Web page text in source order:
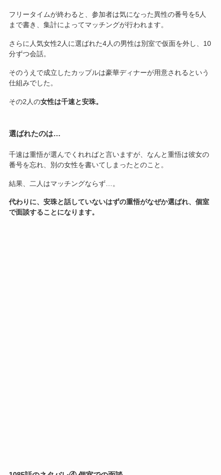
フリータイムが終わると、参加者は気になった異性の番号を5人
まで書き、集計によってマッチングが行われます。
さらに人気女性2人に選ばれた4人の男性は別室で仮面を外し、10
分ずつ会話。
そのうえで成立したカップルは豪華ディナーが用意されるという
仕組みでした。
その2人の女性は千速と安珠。
選ばれたのは…
千速は重悟が選んでくれればと言いますが、なんと重悟は彼女の
番号を忘れ、別の女性を書いてしまったとのこと。
結果、二人はマッチングならず…。
代わりに、安珠と話していないはずの重悟がなぜか選ばれ、個室
で面談することになります。